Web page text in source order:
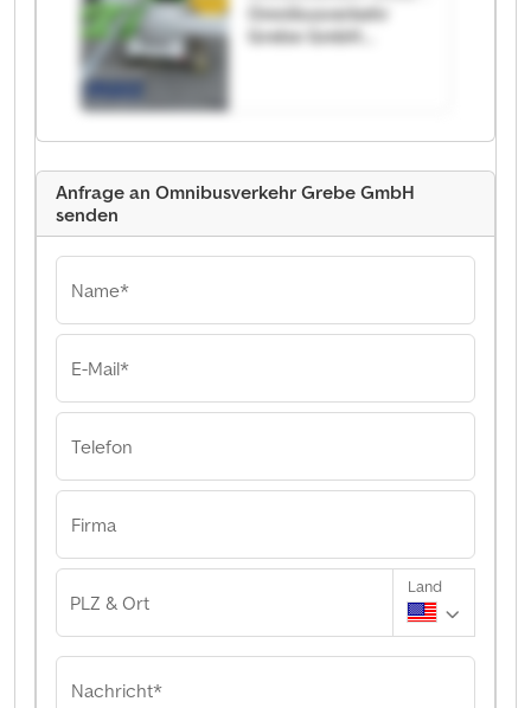
Omnibusverkehr
Grebe GmbH
Anfrage an Omnibusverkehr Grebe GmbH
senden
Name*
E-Mail*
Telefon
Firma
PLZ & Ort
Land
Nachricht*